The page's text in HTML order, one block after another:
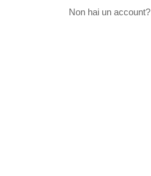
Non hai un account?